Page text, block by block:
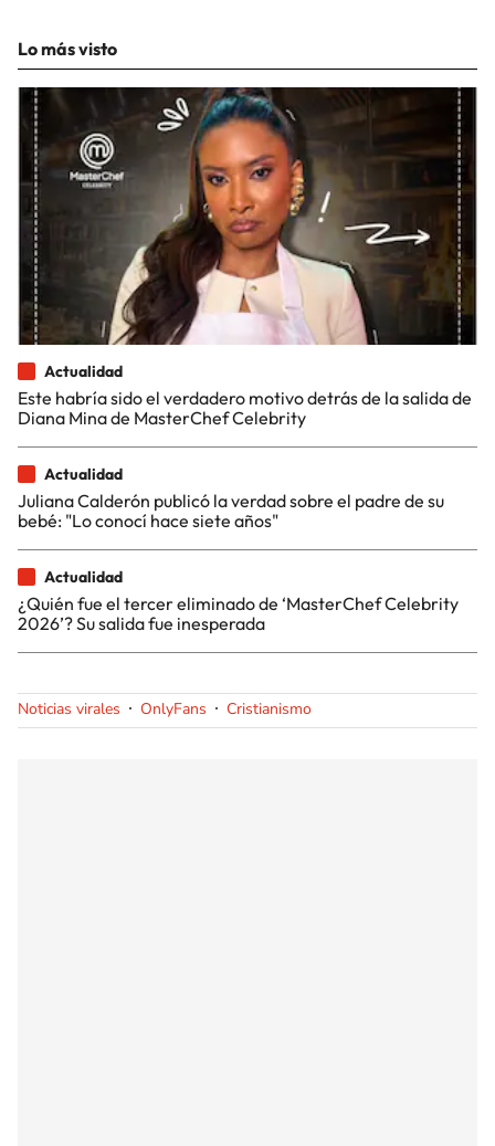
Lo más visto
Actualidad
Este habría sido el verdadero motivo detrás de la salida de
Diana Mina de MasterChef Celebrity
Actualidad
Juliana Calderón publicó la verdad sobre el padre de su
bebé: "Lo conocí hace siete años"
Actualidad
¿Quién fue el tercer eliminado de ‘MasterChef Celebrity
2026’? Su salida fue inesperada
Noticias virales OnlyFans Cristianismo